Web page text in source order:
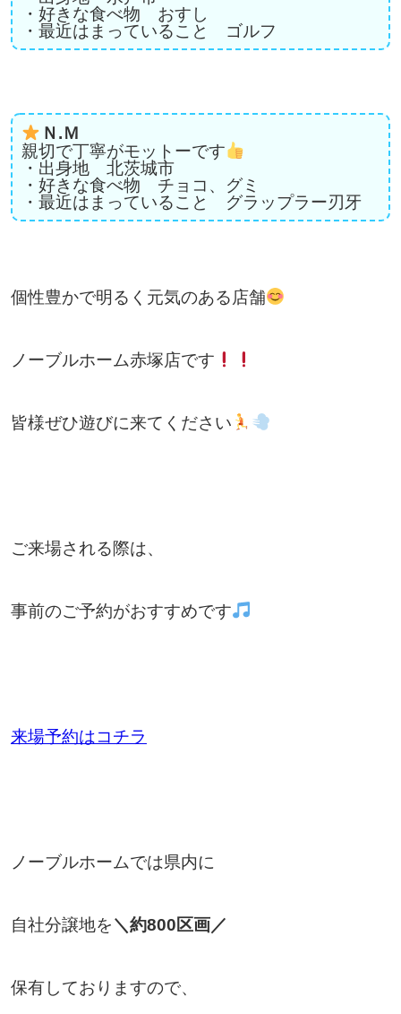
・好きな食べ物 おすし
・最近はまっていること ゴルフ
Ｎ.Ｍ
親切で丁寧がモットーです
・出身地 北茨城市
・好きな食べ物 チョコ、グミ
・最近はまっていること グラップラー刃牙
個性豊かで明るく元気のある店舗
ノーブルホーム赤塚店です
皆様ぜひ遊びに来てください
ご来場される際は、
事前のご予約がおすすめです
来場予約はコチラ
ノーブルホームでは県内に
自社分譲地を＼約800区画／
保有しておりますので、